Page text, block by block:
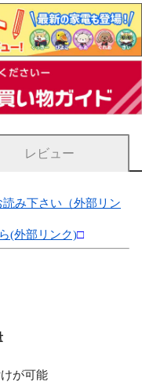
レビュー
み下さい（外部リン
(外部リンク)□
が可能